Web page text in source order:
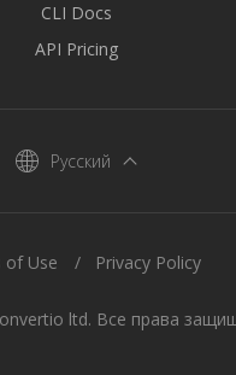
CLI Docs
API Pricing
Русский
ltd. Все права
of Use Privacy Policy